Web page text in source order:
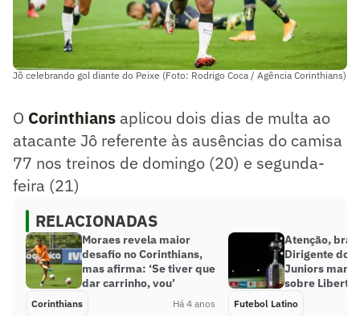
Jô celebrando gol diante do Peixe (Foto: Rodrigo Coca / Agência Corinthians)
O Corinthians aplicou dois dias de multa ao
atacante Jô referente às ausências do camisa
77 nos treinos de domingo (20) e segunda-
feira (21)
RELACIONADAS
Moraes revela maior
desafio no Corinthians,
mas afirma: ‘Se tiver que
dar carrinho, vou’
Corinthians Há 4 anos
Atenção,
Dirigente do
Juniors
sobre
Futebol Latino